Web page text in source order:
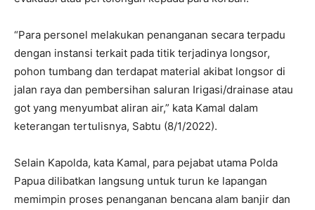
“Para personel melakukan penanganan secara terpadu
dengan instansi terkait pada titik terjadinya longsor,
pohon tumbang dan terdapat material akibat longsor di
jalan raya dan pembersihan saluran Irigasi/drainase atau
got yang menyumbat aliran air,” kata Kamal dalam
keterangan tertulisnya, Sabtu (8/1/2022).
Selain Kapolda, kata Kamal, para pejabat utama Polda
Papua dilibatkan langsung untuk turun ke lapangan
memimpin proses penanganan bencana alam banjir dan